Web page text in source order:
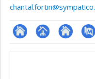
ResearchGate
Page Site
Media